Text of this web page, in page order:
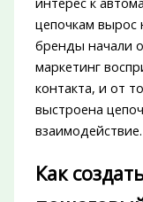
цепочкам вырос
бренды начали
маркетинг
контакта, и от
выстроена
взаимодействие.
Как